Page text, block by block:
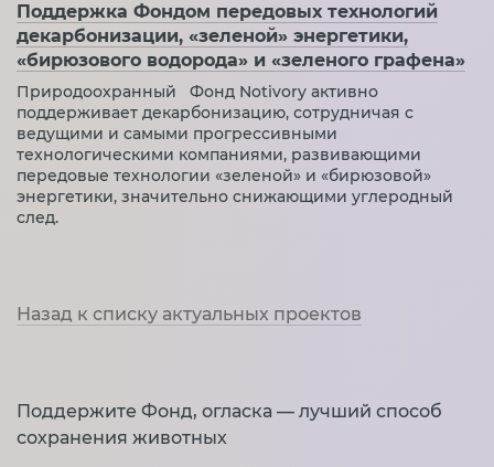
Поддержка Фондом передовых технологий
декарбонизации, «зеленой» энергетики,
«бирюзового водорода» и «зеленого графена»
Природоохранный Фонд Notivory активно
поддерживает декарбонизацию, сотрудничая с
ведущими и самыми прогрессивными
технологическими компаниями, развивающими
передовые технологии «зеленой» и «бирюзовой»
энергетики, значительно снижающими углеродный
след.
Назад к списку актуальных проектов
Поддержите Фонд, огласка — лучший способ
сохранения животных